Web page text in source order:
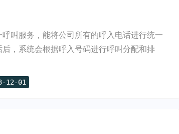
叫服务，能将公司所有的呼入电话进行统一
，系统会根据呼入号码进行呼叫分配和排
12-01